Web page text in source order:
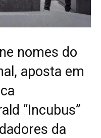
nomes do
aposta em
“Incubus”
da